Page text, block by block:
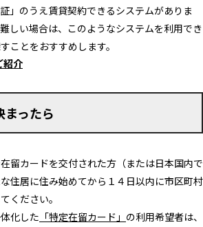
」のうえ賃貸契約できるシステムがありま
しい場合は、このようなシステムを利用でき
ことをおすすめします。
紹介
まったら
留カードを交付された方（または日本国内で
住居に住み始めてから１４日以内に市区町村
ください。
化した 「特定在留カード」 の利用希望者は、